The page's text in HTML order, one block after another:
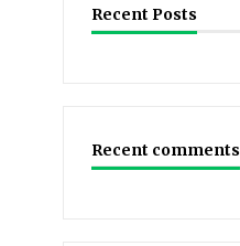
Recent Posts
Recent comments